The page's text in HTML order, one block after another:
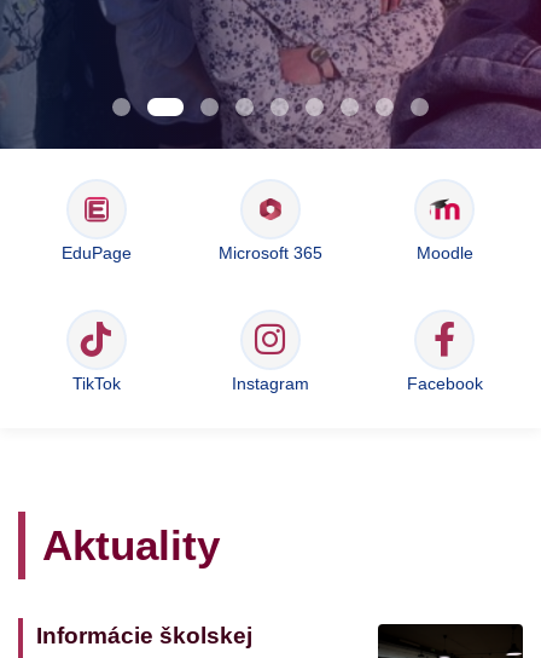
EduPage Microsoft 365 Moodle
TikTok Instagram Facebook
Aktuality
Informácie školskej